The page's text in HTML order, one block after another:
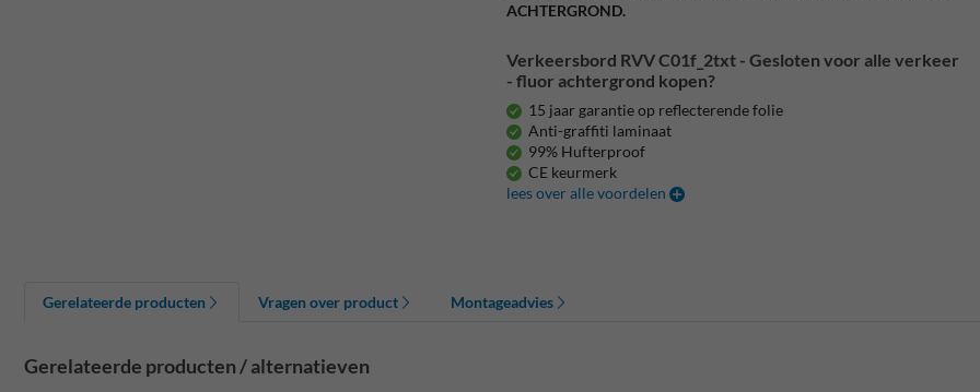
ACHTERGROND.
Verkeersbord RVV C01f_2txt - Gesloten voor alle verkeer
- fluor achtergrond kopen?
15 jaar garantie op reflecterende folie
Anti-graffiti laminaat
99% Hufterproof
CE keurmerk
lees over alle voordelen
Gerelateerde producten Vragen over product Montageadvies
Gerelateerde producten / alternatieven